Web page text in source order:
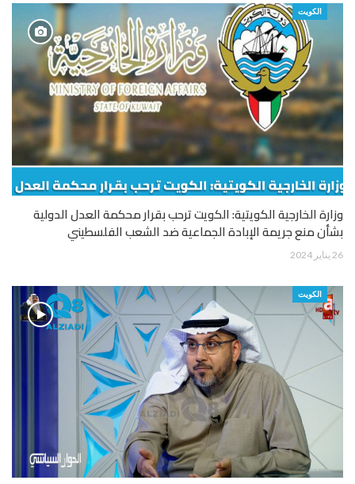
الكويت
وزارة الخارجية الكويتية: الكويت ترحب بقرار محكمة العدل الدولية
بشأن منع جريمة الإبادة الجماعية ضد الشعب الفلسطيني
26 يناير 2024
الكويت